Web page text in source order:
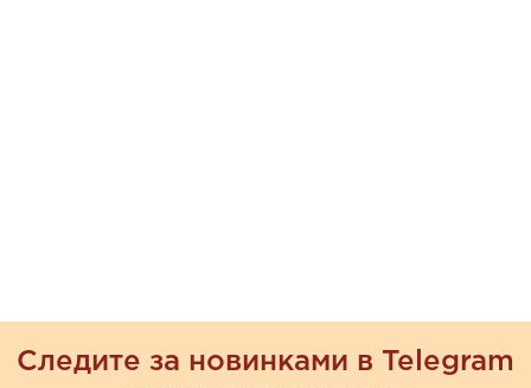
Следите за новинками в Telegram